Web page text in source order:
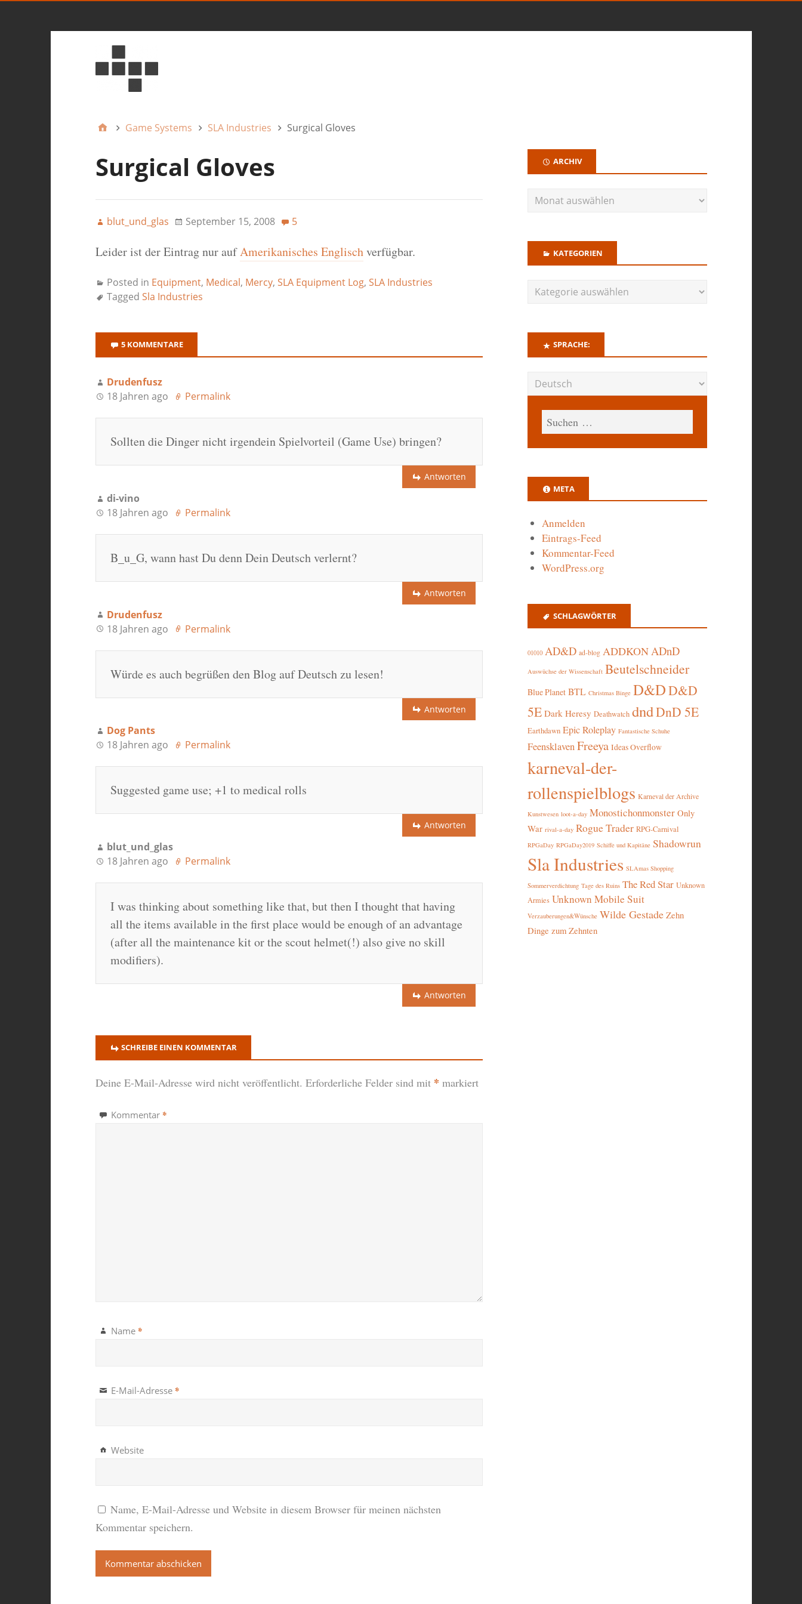
Game Systems SLA Industries Surgical Gloves
Surgical Gloves
blut_und_glas September 15, 2008 5
Leider ist der Eintrag nur aufAmerikanisches Englischverfügbar.
Posted in Equipment, Medical, Mercy, SLA Equipment Log, SLA Industries
Tagged Sla Industries
5 KOMMENTARE
Drudenfusz
18 Jahren ago
Permalink
Sollten die Dinger nicht irgendein Spielvorteil (Game Use) bringen?
Antworten
di-vino
18 Jahren ago
Permalink
B_u_G, wann hast Du denn Dein Deutsch verlernt?
Antworten
Drudenfusz
18 Jahren ago
Permalink
Würde es auch begrüßen den Blog auf Deutsch zu lesen!
Antworten
Dog Pants
18 Jahren ago
Permalink
Suggested game use; +1 to medical rolls
Antworten
blut_und_glas
18 Jahren ago
Permalink
I was thinking about something like that, but then I thought that having
all the items available in the first place would be enough of an advantage
(after all the maintenance kit or the scout helmet(!) also give no skill
modifiers).
Antworten
SCHREIBE EINEN KOMMENTAR
Deine E-Mail-Adresse wird nicht veröffentlicht. Erforderliche Felder sind mit * markiert
Kommentar *
Name *
E-Mail-Adresse *
Website
Name, E-Mail-Adresse und Website in diesem Browser für meinen nächsten
Kommentar speichern.
ARCHIV
KATEGORIEN
SPRACHE:
META
Anmelden
Eintrags-Feed
Kommentar-Feed
WordPress.org
SCHLAGWÖRTER
01010 AD&D ad-blog ADDKONADnD
Auswüchse der Wissenschaft Beutelschneider
Blue Planet BTL Christmas Binge D&DD&D
5E Dark Heresy Deathwatch dndDnD 5E
Earthdawn Epic Roleplay Fantastische Schuhe
Feensklaven Freeya Ideas Overflow
karneval-der-
rollenspielblogs Karneval der Archive
Kunstwesen loot-a-day Monostichonmonster Only
War rival-a-day Rogue Trader RPG-Carnival
RPGaDay RPGaDay2019 Schiffe und Kapitäne Shadowrun
Sla Industries SLAmas Shopping
Sommerverdichtung Tage des Ruins The Red Star Unknown
Armies Unknown Mobile Suit
Verzauberungen&Wünsche Wilde Gestade Zehn
Dinge zum Zehnten